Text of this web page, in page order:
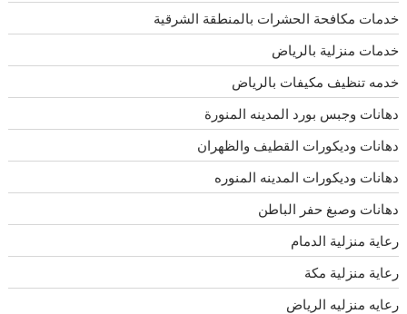
خدمات مكافحة الحشرات بالمنطقة الشرقية
خدمات منزلية بالرياض
خدمه تنظيف مكيفات بالرياض
دهانات وجبس بورد المدينه المنورة
دهانات وديكورات القطيف والظهران
دهانات وديكورات المدينه المنوره
دهانات وصبغ حفر الباطن
رعاية منزلية الدمام
رعاية منزلية مكة
رعايه منزليه الرياض